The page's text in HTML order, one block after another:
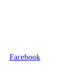
Facebook